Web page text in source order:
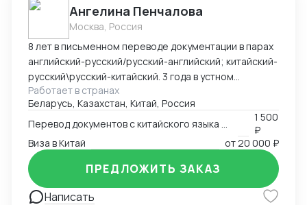
Ангелина Пенчалова
Москва, Россия
8 лет в письменном переводе документации в парах
английский-русский/русский-английский; китайский-
русский\русский-китайский. 3 года в устном
переводе в паре китайский-русский\русский-
китайский.
Работает в странах
Беларусь, Казахстан, Китай, Россия
1 500
₽
Виза в Китай
от20 000 ₽
Написать
ПРЕДЛОЖИТЬ ЗАКАЗ